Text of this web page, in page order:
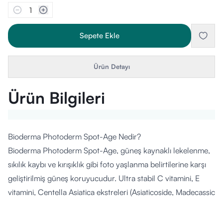
1
Sepete Ekle
Ürün Detayı
Ürün Bilgileri
Bioderma Photoderm Spot-Age Nedir?
Bioderma Photoderm Spot-Age, güneş kaynaklı lekelenme,
sıkılık kaybı ve kırışıklık gibi foto yaşlanma belirtilerine karşı
geliştirilmiş güneş koruyucudur. Ultra stabil C vitamini, E
vitamini, Centella Asiatica ekstreleri (Asiaticoside, Madecassic